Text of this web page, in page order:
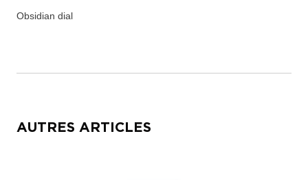
Obsidian dial
AUTRES ARTICLES